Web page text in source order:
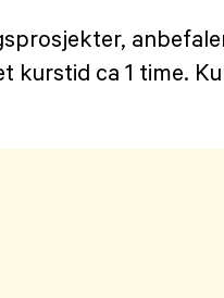
kurstid ca 1 time.